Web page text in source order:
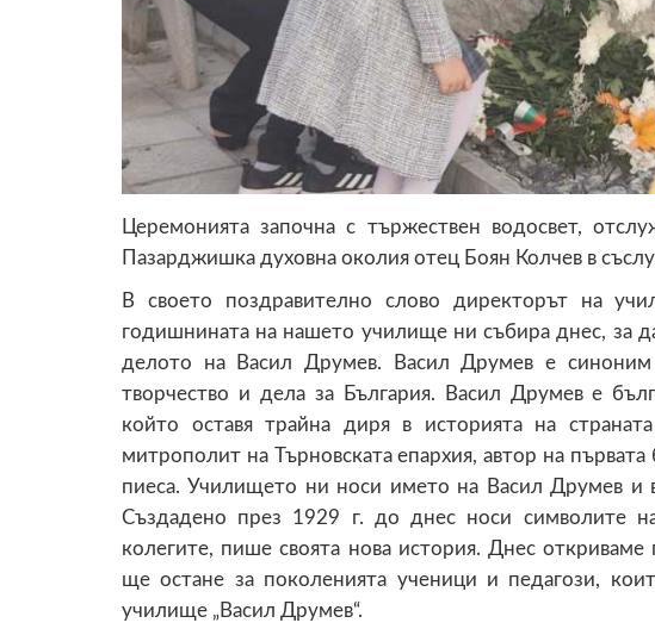
Церемонията започна с тържествен водосвет,
Пазарджишка духовна околия отец Боян Колчев в
В своето поздравително слово директорът на
годишнината на нашето училище ни събира днес, за
делото на Васил Друмев. Васил Друмев е
творчество и дела за България. Васил Друмев е
който оставя трайна диря в историята на
митрополит на Търновската епархия, автор на първата
пиеса. Училището ни носи името на Васил Друмев и
Създадено през 1929 г. до днес носи символите
колегите, пише своята нова история. Днес
ще остане за поколенията ученици и педагози,
училище „Васил Друмев“.